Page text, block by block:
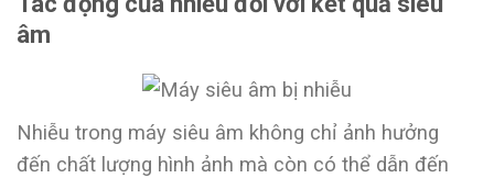
âm
Nhiễu trong máy siêu âm không chỉ ảnh hưởng
đến chất lượng hình ảnh mà còn có thể dẫn đến